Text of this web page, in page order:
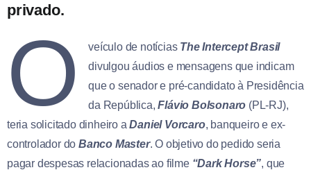
privado.
O veículo de notíciasThe Intercept Brasil
divulgou áudios e mensagens que indicam
que o senador e pré-candidato à Presidência
da República,Flávio Bolsonaro (PL-RJ),
teria solicitado dinheiro aDaniel Vorcaro, banqueiro e ex-
controlador doBanco Master. O objetivo do pedido seria
pagar despesas relacionadas ao filme “Dark Horse”, que